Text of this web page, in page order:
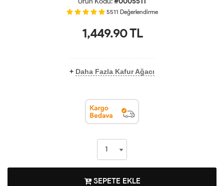
5511 Değerlendirme
1,449.90TL
+ Daha Fazla Kafur Ağacı
SEPETE EKLE